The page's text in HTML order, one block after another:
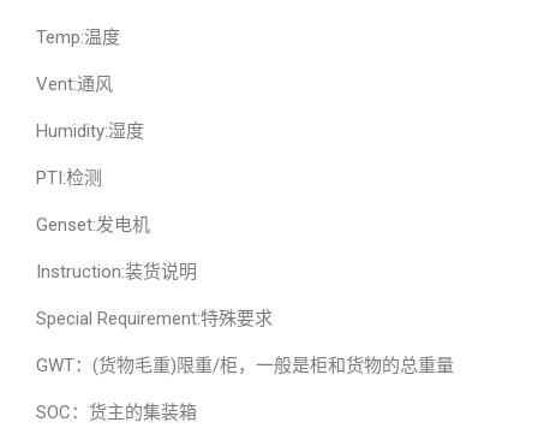
Temp:温度
Vent:通风
Humidity:湿度
PTI:检测
Genset:发电机
Instruction:装货说明
Special Requirement:特殊要求
GWT：(货物毛重)限重/柜，一般是柜和货物的总重量
SOC：货主的集装箱